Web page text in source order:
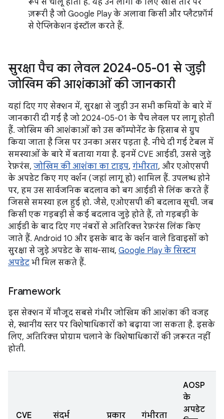
रूप से चालू होता है. यह उन लोगों के लिए खास तौर पर
ज़रूरी है जो Google Play के अलावा किसी और प्लैटफ़ॉर्म
से ऐप्लिकेशन इंस्टॉल करते हैं.
सुरक्षा पैच का लेवल 2024-05-01 से जुड़ी
जोखिम की आशंकाओं की जानकारी
यहां दिए गए सेक्शन में, सुरक्षा से जुड़ी उन सभी कमियों के बारे में
जानकारी दी गई है जो 2024-05-01 के पैच लेवल पर लागू होती
हैं. जोखिम की आशंकाओं को उस कॉम्पोनेंट के हिसाब से ग्रुप
किया जाता है जिस पर उनका असर पड़ता है. नीचे दी गई टेबल में
समस्याओं के बारे में बताया गया है. इनमें CVE आईडी, उससे जुड़े
रेफ़रंस, जोखिम की आशंका का टाइप, गंभीरता, और एओएसपी
के अपडेट किए गए वर्शन (जहां लागू हो) शामिल हैं. उपलब्ध होने
पर, हम उस सार्वजनिक बदलाव को बग आईडी से लिंक करते हैं
जिससे समस्या हल हुई हो. जैसे, एओएसपी की बदलाव सूची. जब
किसी एक गड़बड़ी से कई बदलाव जुड़े होते हैं, तो गड़बड़ी के
आईडी के बाद दिए गए नंबरों से अतिरिक्त रेफ़रंस लिंक किए
जाते हैं. Android 10 और इसके बाद के वर्शन वाले डिवाइसों को
सुरक्षा से जुड़े अपडेट के साथ-साथ, Google Play के सिस्टम
अपडेट भी मिल सकते हैं.
Framework
इस सेक्शन में मौजूद सबसे गंभीर जोखिम की आशंका की वजह
से, स्थानीय स्तर पर विशेषाधिकारों को बढ़ाया जा सकता है. इसके
लिए, अतिरिक्त प्रोग्राम चलाने के विशेषाधिकारों की ज़रूरत नहीं
होती.
CVE संदर्भ प्रकार गंभीरता
AOSP
के
अपडेट